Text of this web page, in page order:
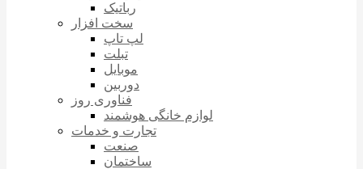
رباتیک
سخت افزار
لپ تاپ
تبلت
موبایل
دوربین
فناوری روز
لوازم خانگی هوشمند
تجارت و خدمات
صنعت
ساختمان